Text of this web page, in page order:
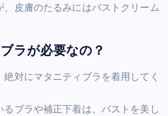
、皮膚のたるみにはバストクリーム
ラが必要なの？
対にマタニティブラを着用してく
るブラや補正下着は、バストを美し